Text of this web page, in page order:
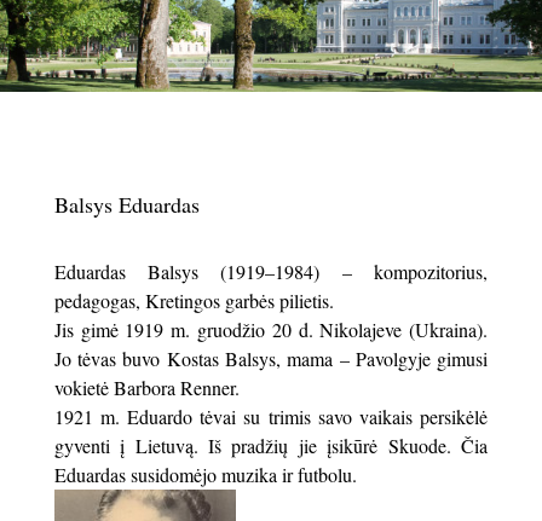
Balsys Eduardas
Eduardas Balsys (1919–1984) – kompozitorius,
pedagogas, Kretingos garbės pilietis.
Jis gimė 1919 m. gruodžio 20 d. Nikolajeve (Ukraina).
Jo tėvas buvo Kostas Balsys, mama – Pavolgyje gimusi
vokietė Barbora Renner.
1921 m. Eduardo tėvai su trimis savo vaikais persikėlė
gyventi į Lietuvą. Iš pradžių jie įsikūrė Skuode. Čia
Eduardas susidomėjo muzika ir futbolu.